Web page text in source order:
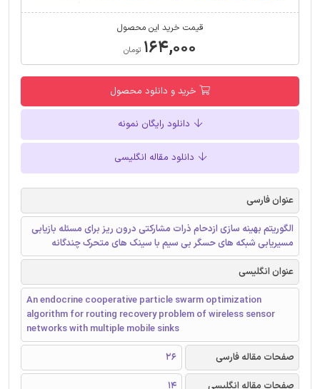
قیمت خرید این محصول
۱۶۴,۰۰۰ تومان
خرید و دانلود محصول
دانلود رایگان نمونه
دانلود مقاله انگلیسی
عنوان فارسی
الگوریتم بهینه سازی ازدحام ذرات مشارکتی درون ریز برای مسئله بازیابی
مسیریابی شبکه های حسگر بی سیم با سینک های متحرک چندگانه
عنوان انگلیسی
An endocrine cooperative particle swarm optimization
algorithm for routing recovery problem of wireless sensor
networks with multiple mobile sinks
صفحات مقاله فارسی
26
صفحات مقاله انگلیسی
14